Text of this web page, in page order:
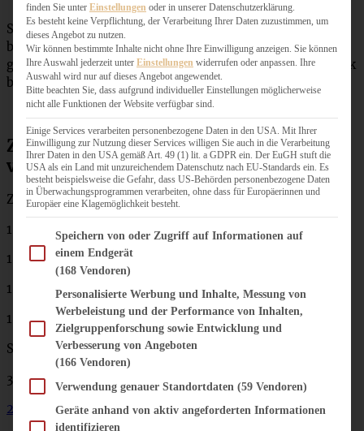
So, und nun kommen wir zum Rezept: Der Hummus ist
blitzmäßig zubereitet, kann auch schon im Voraus
gemacht werden und bis zum Vernaschen im Kühlschrank
bleiben (dort hält er sich gut eine Woche!).
Zutaten cremiger Avocado-Hummus –
vegan
Zutaten für ca. 4 Portionen:
1 Dose Kichererbsen (400 g)
1 Avocado
1 kleine Knoblauchzehe
1 Handvoll Babyspinat oder Basilikum
Saft einer Limette
3 EL Olivenöl
2 EL Tahini (Sesampaste)
finden Sie unter Einstellungen oder in unserer Datenschutzerklärung.
Es besteht keine Verpflichtung, der Verarbeitung Ihrer Daten zuzustimmen, um
dieses Angebot zu nutzen.
Wir können bestimmte Inhalte nicht ohne Ihre Einwilligung anzeigen. Sie können
Ihre Auswahl jederzeit unter Einstellungen widerrufen oder anpassen. Ihre
Auswahl wird nur auf dieses Angebot angewendet.
Bitte beachten Sie, dass aufgrund individueller Einstellungen möglicherweise
nicht alle Funktionen der Website verfügbar sind.
Einige Services verarbeiten personenbezogene Daten in den USA. Mit Ihrer
Einwilligung zur Nutzung dieser Services willigen Sie auch in die Verarbeitung
Ihrer Daten in den USA gemäß Art. 49 (1) lit. a GDPR ein. Der EuGH stuft die
USA als ein Land mit unzureichendem Datenschutz nach EU-Standards ein. Es
besteht beispielsweise die Gefahr, dass US-Behörden personenbezogene Daten
in Überwachungsprogrammen verarbeiten, ohne dass für Europäerinnen und
Europäer eine Klagemöglichkeit besteht.
Im Folgenden finden Sie eine Liste der Zwecke des IAB Transparency and Consent
Speichern von oder Zugriff auf Informationen auf
einem Endgerät
(168 Vendoren)
Personalisierte Werbung und Inhalte, Messung von
Werbeleistung und der Performance von Inhalten,
Zielgruppenforschung sowie Entwicklung und
Verbesserung von Angeboten
(166 Vendoren)
Verwendung genauer Standortdaten (59 Vendoren)
Geräte anhand von aktiv angeforderten Informationen
identifizieren